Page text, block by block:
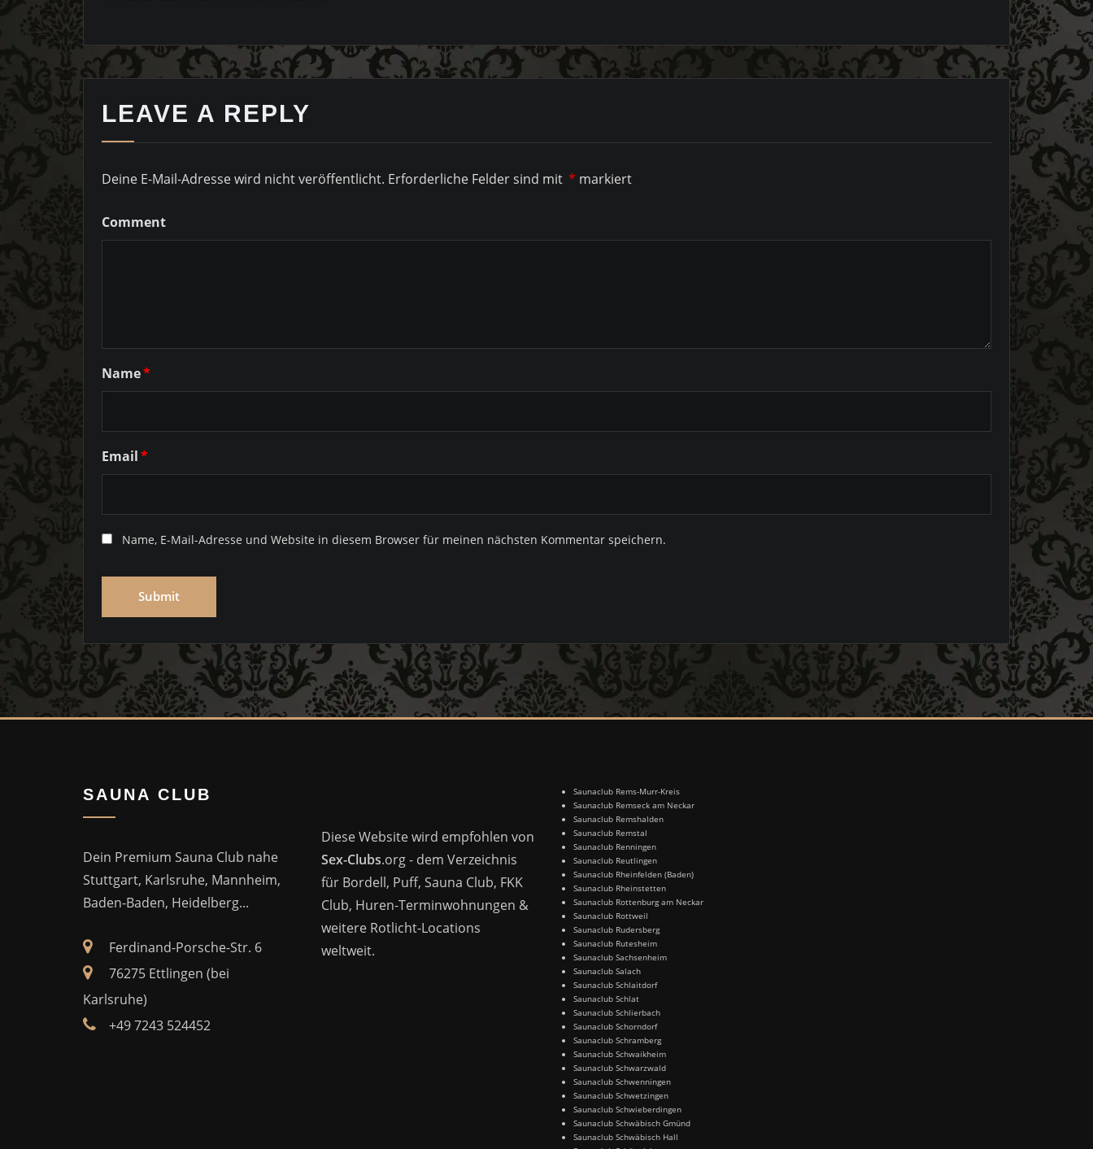
LEAVE A REPLY
Deine E-Mail-Adresse wird nicht veröffentlicht. Erforderliche Felder sind mit * markiert
Comment
Name*
Email*
Name, E-Mail-Adresse und Website in diesem Browser für meinen nächsten Kommentar speichern.
SAUNA CLUB
Dein Premium Sauna Club nahe
Stuttgart, Karlsruhe, Mannheim,
Baden-Baden, Heidelberg...
Ferdinand-Porsche-Str. 6
76275 Ettlingen (bei
Karlsruhe)
+49 7243 524452
Diese Website wird empfohlen von
Sex-Clubs.org - dem Verzeichnis
für Bordell, Puff, Sauna Club, FKK
Club, Huren-Terminwohnungen &
weitere Rotlicht-Locations
weltweit.
Saunaclub Rems-Murr-Kreis
Saunaclub Remseck am Neckar
Saunaclub Remshalden
Saunaclub Remstal
Saunaclub Renningen
Saunaclub Reutlingen
Saunaclub Rheinfelden (Baden)
Saunaclub Rheinstetten
Saunaclub Rottenburg am Neckar
Saunaclub Rottweil
Saunaclub Rudersberg
Saunaclub Rutesheim
Saunaclub Sachsenheim
Saunaclub Salach
Saunaclub Schlaitdorf
Saunaclub Schlat
Saunaclub Schlierbach
Saunaclub Schorndorf
Saunaclub Schramberg
Saunaclub Schwaikheim
Saunaclub Schwarzwald
Saunaclub Schwenningen
Saunaclub Schwetzingen
Saunaclub Schwieberdingen
Saunaclub Schwäbisch Gmünd
Saunaclub Schwäbisch Hall